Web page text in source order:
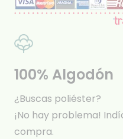
100% Algodón
¿Buscas poliéster?
¡No hay problema!
compra.